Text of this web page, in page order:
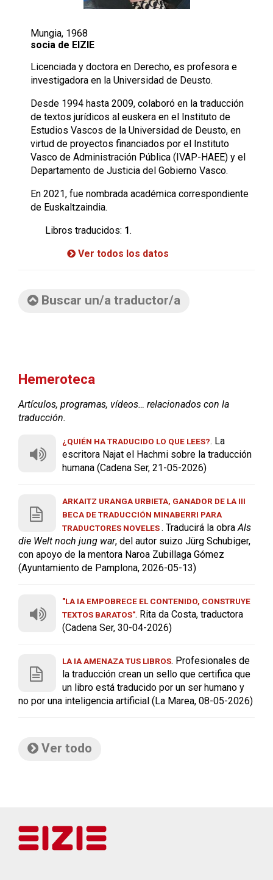
Mungia, 1968
socia de EIZIE
Licenciada y doctora en Derecho, es profesora e
investigadora en la Universidad de Deusto.
Desde 1994 hasta 2009, colaboró en la traducción
de textos jurídicos al euskera en el Instituto de
Estudios Vascos de la Universidad de Deusto, en
virtud de proyectos financiados por el Instituto
Vasco de Administración Pública (IVAP-HAEE) y el
Departamento de Justicia del Gobierno Vasco.
En 2021, fue nombrada académica correspondiente
de Euskaltzaindia.
Libros traducidos: 1.
Ver todos los datos
Buscar un/a traductor/a
Hemeroteca
Artículos, programas, vídeos… relacionados con la
traducción.
¿QUIÉN HA TRADUCIDO LO QUE LEES?. La
escritora Najat el Hachmi sobre la traducción
humana (Cadena Ser, 21-05-2026)
ARKAITZ URANGA URBIETA, GANADOR DE LA III
BECA DE TRADUCCIÓN MINABERRI PARA
TRADUCTORES NOVELES. Traducirá la obraAls
die Welt noch jung war, del autor suizo Jürg Schubiger,
con apoyo de la mentora Naroa Zubillaga Gómez
(Ayuntamiento de Pamplona, 2026-05-13)
"LA IA EMPOBRECE EL CONTENIDO, CONSTRUYE
TEXTOS BARATOS". Rita da Costa, traductora
(Cadena Ser, 30-04-2026)
LA IA AMENAZA TUS LIBROS. Profesionales de
la traducción crean un sello que certifica que
un libro está traducido por un ser humano y
no por una inteligencia artificial (La Marea, 08-05-2026)
Ver todo